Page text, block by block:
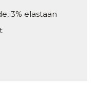
3% elastaan